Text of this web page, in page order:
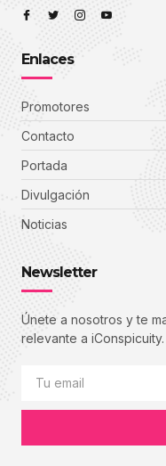
Enlaces
Promotores
Contacto
Portada
Divulgación
Noticias
Newsletter
Únete a nosotros y te
relevante a iConspicuity.